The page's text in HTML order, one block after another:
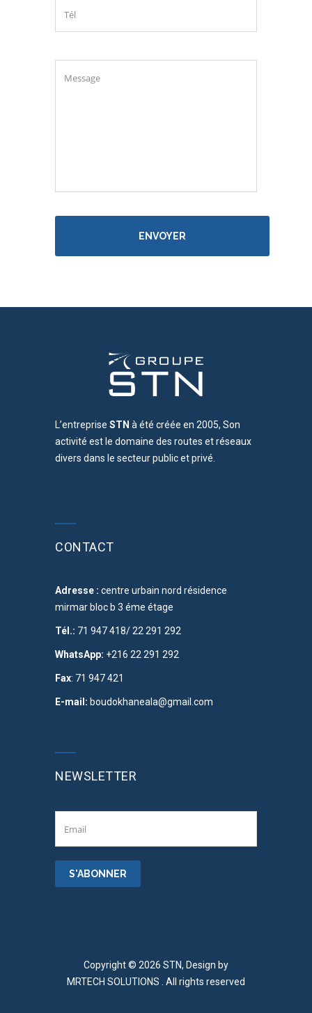
L’entreprise STN à été créée en 2005, Son
activité est le domaine des routes et réseaux
divers dans le secteur public et privé.
CONTACT
Adresse : centre urbain nord résidence
mirmar bloc b 3 éme étage
Tél.: 71 947 418/ 22 291 292
WhatsApp: +216 22 291 292
Fax: 71 947 421
E-mail: boudokhaneala@gmail.com
NEWSLETTER
Copyright © 2026 STN, Design by
MRTECH SOLUTIONS . All rights reserved